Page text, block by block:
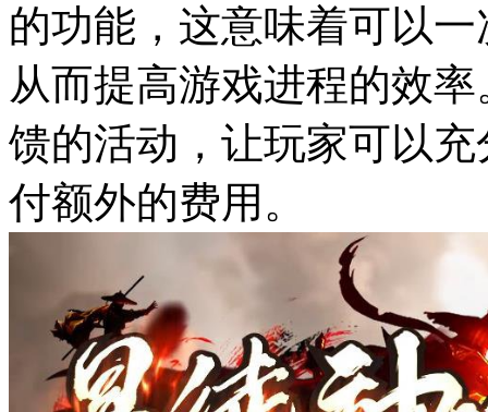
的功能，这意味着可以
从而提高游戏进程的效
馈的活动，让玩家可以
付额外的费用。